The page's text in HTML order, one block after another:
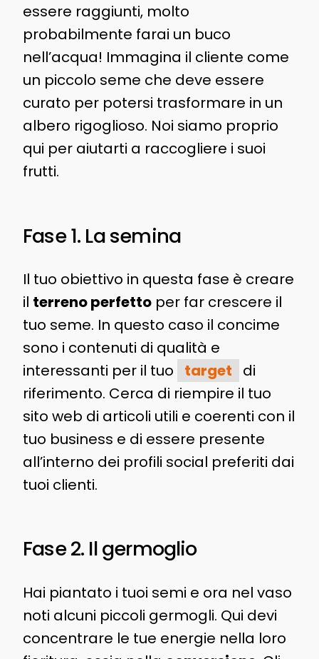
essere raggiunti, molto
probabilmente farai un buco
nell’acqua! Immagina il cliente come
un piccolo seme che deve essere
curato per potersi trasformare in un
albero rigoglioso. Noi siamo proprio
qui per aiutarti a raccogliere i suoi
frutti.
Fase 1. La semina
Il tuo obiettivo in questa fase è creare
il terreno perfettoper far crescere il
tuo seme. In questo caso il concime
sono i contenuti di qualità e
interessanti per il tuo
target
di
riferimento. Cerca di riempire il tuo
sito web di articoli utili e coerenti con il
tuo business e di essere presente
all’interno dei profili social preferiti dai
tuoi clienti.
Fase 2. Il germoglio
Hai piantato i tuoi semi e ora nel vaso
noti alcuni piccoli germogli. Qui devi
concentrare le tue energie nella loro